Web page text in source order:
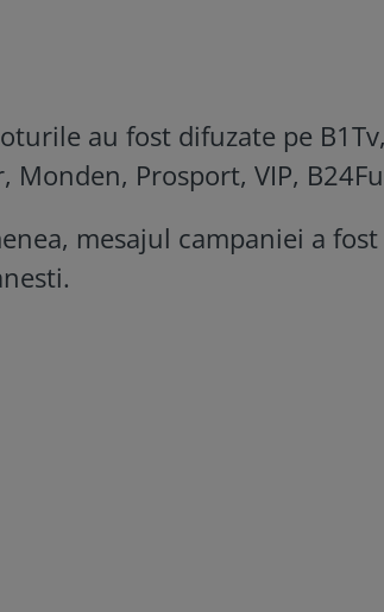
au fost difuzate pe
Monden, Prosport, VIP,
mesajul campaniei a